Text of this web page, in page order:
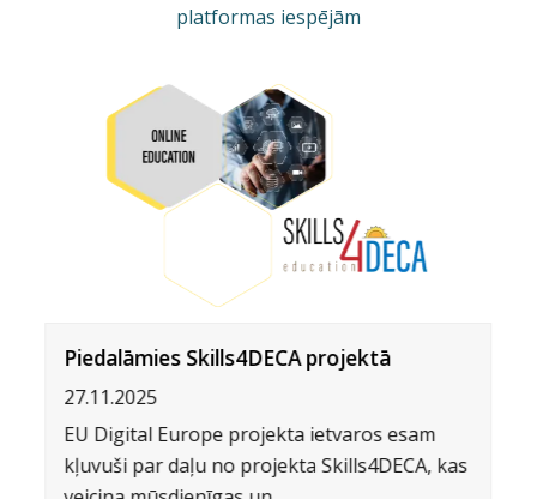
platformas iespējām
Piedalāmies Skills4DECA projektā
27.11.2025
EU Digital Europe projekta ietvaros esam
kļuvuši par daļu no projekta Skills4DECA, kas